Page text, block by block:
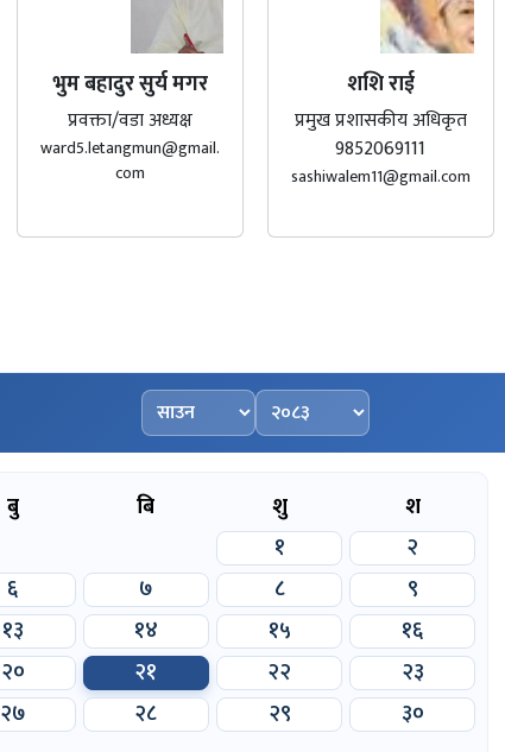
भुम बहादुर सुर्य मगर
प्रवक्ता/वडा अध्यक्ष
ward5.letangmun@gmail.
com
शशि राई
प्रमुख प्रशासकीय अधिकृत
9852069111
sashiwalem11@gmail.com
महिना चयन गर्नुहोस्
वर्ष चयन गर्नुहोस्
बु बि शु
श
१
२
६ ७ ८
९
१३ १४ १५
१६
२० २१ २२
२३
२७ २८ २९
३०